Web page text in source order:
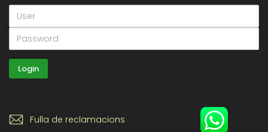
Fulla de reclamacions